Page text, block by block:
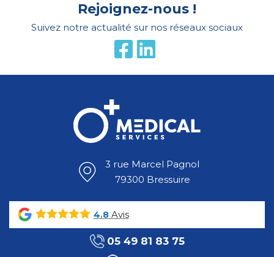
Rejoignez-nous !
Suivez notre actualité sur nos réseaux sociaux
3 rue Marcel Pagnol
79300 Bressuire
4.8Avis
05 49 81 83 75